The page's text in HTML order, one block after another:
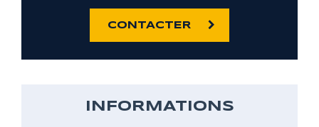
CONTACTER
INFORMATIONS